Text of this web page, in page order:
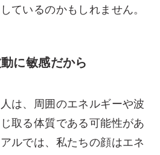
ているのかもしれません。
に敏感だから
は、周囲のエネルギーや波
取る体質である可能性があ
ルでは、私たちの顔はエネ